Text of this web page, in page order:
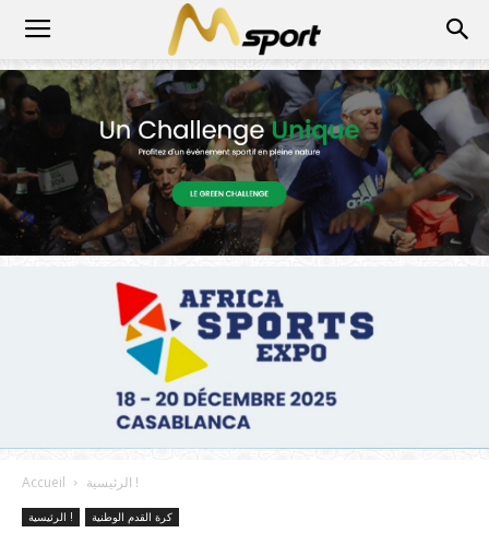
Accueil الرئيسية !
الرئيسية ! كرة القدم الوطنية